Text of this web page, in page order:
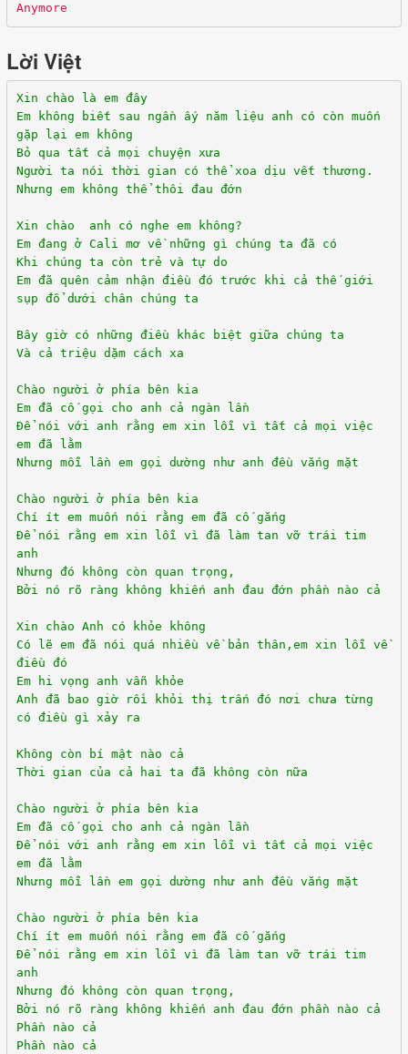
Anymore
Lời Việt
Xin chào là em đây
Em không biết sau ngần ấy năm liệu anh có còn muốn
gặp lại em không
Bỏ qua tất cả mọi chuyện xưa
Người ta nói thời gian có thể xoa dịu vết thương.
Nhưng em không thể thôi đau đớn
Xin chào anh có nghe em không?
Em đang ở Cali mơ về những gì chúng ta đã có
Khi chúng ta còn trẻ và tự do
Em đã quên cảm nhận điều đó trước khi cả thế giới
sụp đổ dưới chân chúng ta
Bây giờ có những điều khác biệt giữa chúng ta
Và cả triệu dặm cách xa
Chào người ở phía bên kia
Em đã cố gọi cho anh cả ngàn lần
Để nói với anh rằng em xin lỗi vì tất cả mọi việc
em đã lằm
Nhưng mỗi lần em gọi dường như anh đều vắng mặt
Chào người ở phía bên kia
Chí ít em muốn nói rằng em đã cố gắng
Để nói rằng em xin lỗi vì đã làm tan vỡ trái tim
anh
Nhưng đó không còn quan trọng,
Bởi nó rõ ràng không khiến anh đau đớn phần nào cả
Xin chào Anh có khỏe không
Có lẽ em đã nói quá nhiều về bản thân,em xin lỗi về
điều đó
Em hi vọng anh vẫn khỏe
Anh đã bao giờ rồi khỏi thị trấn đó nơi chưa từng
có điều gì xảy ra
Không còn bí mật nào cả
Thời gian của cả hai ta đã không còn nữa
Chào người ở phía bên kia
Em đã cố gọi cho anh cả ngàn lần
Để nói với anh rằng em xin lỗi vì tất cả mọi việc
em đã lằm
Nhưng mỗi lần em gọi dường như anh đều vắng mặt
Chào người ở phía bên kia
Chí ít em muốn nói rằng em đã cố gắng
Để nói rằng em xin lỗi vì đã làm tan vỡ trái tim
anh
Nhưng đó không còn quan trọng,
Bởi nó rõ ràng không khiến anh đau đớn phần nào cả
Phần nào cả
Phần nào cả